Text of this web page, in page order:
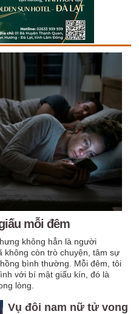
mỗi đêm
không hẳn là người
không còn trò chuyện, tâm sự
bình thường. Mỗi đêm, tôi
với bí mật giấu kín, đó là
lòng.
Vụ đôi nam nữ tử vong